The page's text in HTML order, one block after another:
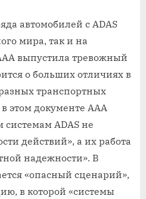
автомобилей с ADAS
мира, так и на
выпустила тревожный
о больших отличиях в
транспортных
в этом документе ААА
ADAS не
действий», а их работа
надежности». В
«опасный сценарий»,
в которой «системы